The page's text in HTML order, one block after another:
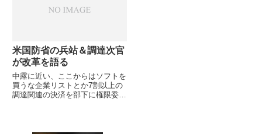
米国防省の兵站＆調達次官
が改革を語る
中露に近い、ここからはソフトを
買うな企業リストとか7割以上の
調達関連の決済を部下に権限委譲
Ellen Lord女史が記者団と懇談